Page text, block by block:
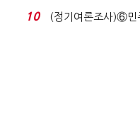
장 초반 상한가...
10
(정기여론조사)⑥